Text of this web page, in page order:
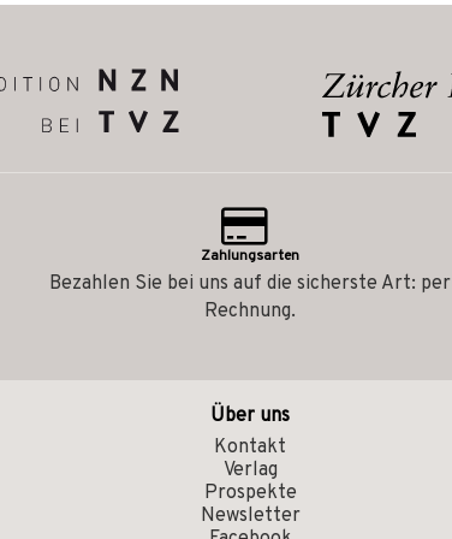
Zahlungsarten
Bezahlen Sie bei uns auf die sicherste Art: per
Rechnung.
Über uns
Kontakt
Verlag
Prospekte
Newsletter